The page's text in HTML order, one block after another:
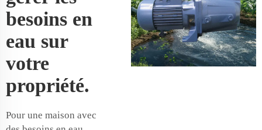
besoins en
eau sur
votre
propriété.
Pour une maison avec